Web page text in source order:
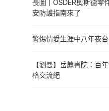
長圖丨OSDER奧斯德零
安防護指南來了
警惕情愛生涯中八年夜
【劉曼】岳麓書院：百
格交流絕